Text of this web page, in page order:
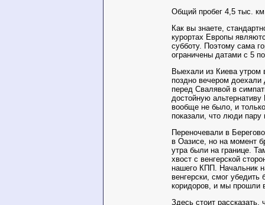
Общий пробег 4,5 тыс.
Как вы знаете,
курортах Европы
субботу. Поэтому сама
ограничены датами с 5
Выехали из Киева утром
поздно вечером доехали
перед Свалявой в
достойную
вообще не было, и
показали, что люди пару
Переночевали в
в Оазисе, но на момент
утра были на границе.
хвост с венгерской
нашего КПП. Начальник
венгерски, смог убедить
коридоров, и мы прошли
Здесь стоит